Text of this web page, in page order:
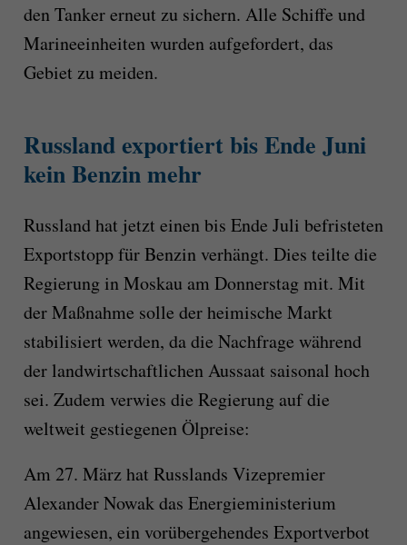
den Tanker erneut zu sichern. Alle Schiffe und
Marineeinheiten wurden aufgefordert, das
Gebiet zu meiden.
Russland exportiert bis Ende Juni
kein Benzin mehr
Russland hat jetzt einen bis Ende Juli befristeten
Exportstopp für Benzin verhängt. Dies teilte die
Regierung in Moskau am Donnerstag mit. Mit
der Maßnahme solle der heimische Markt
stabilisiert werden, da die Nachfrage während
der landwirtschaftlichen Aussaat saisonal hoch
sei. Zudem verwies die Regierung auf die
weltweit gestiegenen Ölpreise:
Am 27. März hat Russlands Vizepremier
Alexander Nowak das Energieministerium
angewiesen, ein vorübergehendes Exportverbot